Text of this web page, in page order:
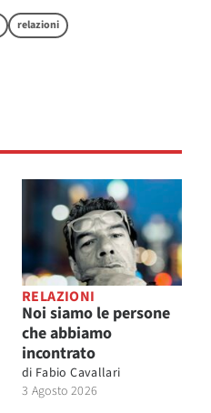
relazioni
RELAZIONI
Noi siamo le persone
che abbiamo
incontrato
di Fabio Cavallari
3 Agosto 2026